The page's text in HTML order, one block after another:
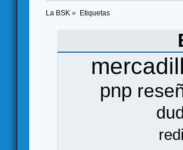
La BSK » Etiquetas
pnp